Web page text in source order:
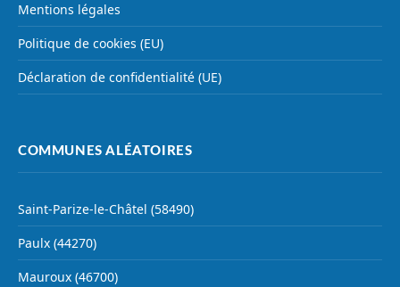
Mentions légales
Politique de cookies (EU)
Déclaration de confidentialité (UE)
COMMUNES ALÉATOIRES
Saint-Parize-le-Châtel (58490)
Paulx (44270)
Mauroux (46700)